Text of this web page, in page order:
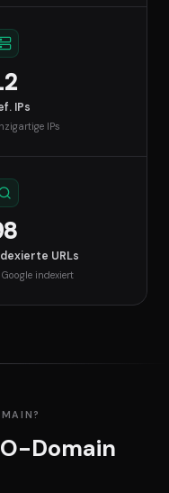
IPs
IPs
URLs
Google indexiert
Domain